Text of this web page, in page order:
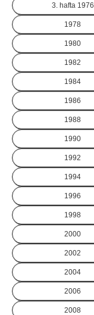
3. hafta 1976
1978
1980
1982
1984
1986
1988
1990
1992
1994
1996
1998
2000
2002
2004
2006
2008